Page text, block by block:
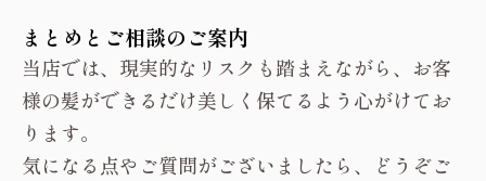
まとめとご相談のご案内
当店では、現実的なリスクも踏まえながら、お客
様の髪ができるだけ美しく保てるよう心がけてお
ります。
気になる点やご質問がございましたら、どうぞご